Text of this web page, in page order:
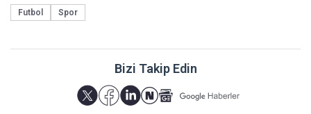
Futbol Spor
Bizi Takip Edin